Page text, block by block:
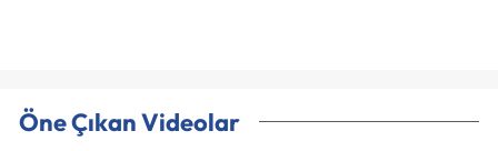
Öne Çıkan Videolar